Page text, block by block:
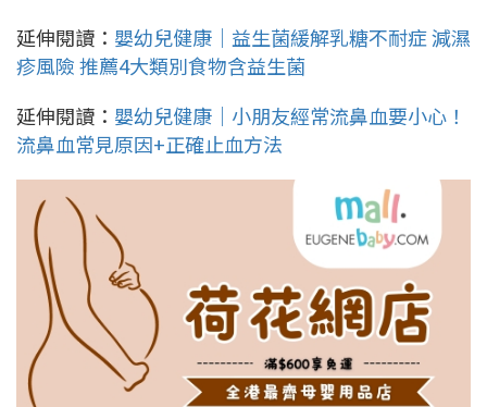
延伸閱讀： 嬰幼兒健康｜益生菌緩解乳糖不耐症 減濕
疹風險 推薦4大類別食物含益生菌
延伸閱讀： 嬰幼兒健康｜小朋友經常流鼻血要小心！
流鼻血常見原因+正確止血方法